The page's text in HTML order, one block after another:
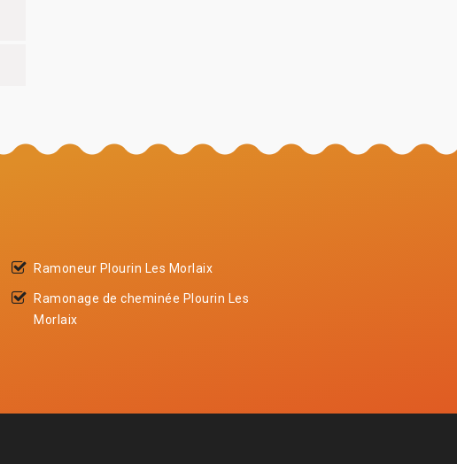
Ramoneur Plourin Les Morlaix
Ramonage de cheminée Plourin Les
Morlaix